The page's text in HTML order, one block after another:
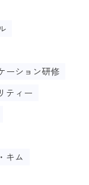
ーション研修
ティー
キム